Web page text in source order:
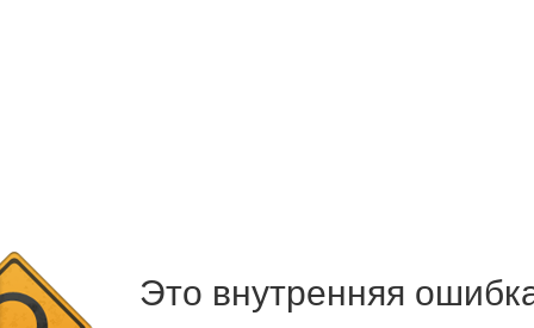
Это внутренняя